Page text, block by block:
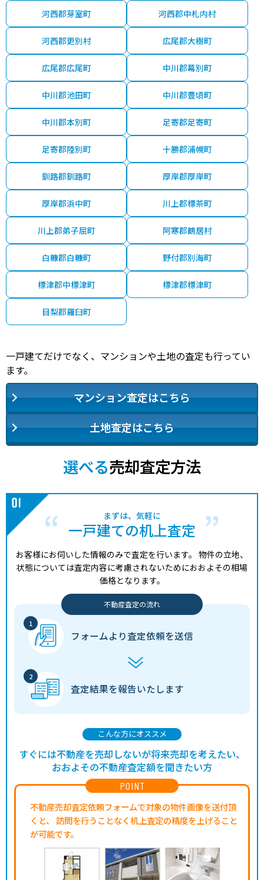
河西郡芽室町 河西郡中札内村
河西郡更別村 広尾郡大樹町
広尾郡広尾町 中川郡幕別町
中川郡池田町 中川郡豊頃町
中川郡本別町 足寄郡足寄町
足寄郡陸別町 十勝郡浦幌町
釧路郡釧路町 厚岸郡厚岸町
厚岸郡浜中町 川上郡標茶町
川上郡弟子屈町 阿寒郡鶴居村
白糠郡白糠町 野付郡別海町
標津郡中標津町 標津郡標津町
目梨郡羅臼町
一戸建てだけでなく、マンションや土地の査定も行ってい
ます。
マンション査定はこちら
土地査定はこちら
選べる売却査定方法
まずは、気軽に
一戸建ての机上査定
お客様にお伺いした情報のみで査定を行います。 物件の立地、
状態については査定内容に考慮されないためにおおよその相場
価格となります。
不動産査定の流れ
フォームより査定依頼を送信
査定結果を報告いたします
POINT
不動産売却査定依頼フォームで対象の物件画像を送付頂
くと、
訪問を行うことなく机上査定の精度を上げること
が可能です。
こんな方にオススメ
すぐには不動産を売却しないが将来売却を考えたい、
おおよその不動産査定額を聞きたい方